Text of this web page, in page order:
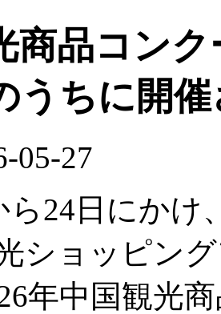
商品コン
うちに開
05-27
ら24日にかけ
ショッピン
年中国観光